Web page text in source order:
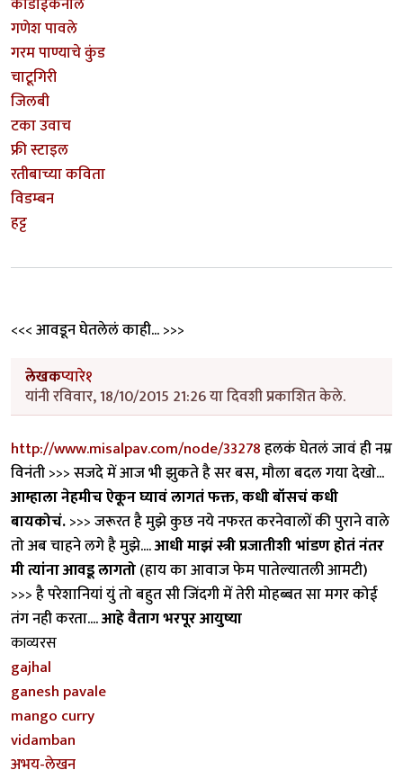
गणेश पावले
गरम पाण्याचे कुंड
चाटूगिरी
जिलबी
टका उवाच
फ्री स्टाइल
रतीबाच्या कविता
विडम्बन
हट्ट
<<< आवडून घेतलेलं काही... >>>
लेखकप्यारे१
यांनी रविवार, 18/10/2015 21:26 या दिवशी प्रकाशित केले.
http://www.misalpav.com/node/33278हलकं घेतलं जावं ही नम्र
विनंती >>> सजदे में आज भी झुकते है सर बस, मौला बदल गया देखो...
आम्हाला नेहमीच ऐकून घ्यावं लागतं फक्त, कधी बॉसचं कधी
बायकोचं.>>> जरूरत है मुझे कुछ नये नफरत करनेवालों की पुराने वाले
तो अब चाहने लगे है मुझे....आधी माझं स्त्री प्रजातीशी भांडण होतं नंतर
मी त्यांना आवडू लागतो(हाय का आवाज फेम पातेल्यातली आमटी)
>>> है परेशानियां युं तो बहुत सी जिंदगी में तेरी मोहब्बत सा मगर कोई
तंग नही करता....आहे वैताग भरपूर आयुष्या
काव्यरस
gajhal
ganesh pavale
mango curry
vidamban
अभय-लेखन